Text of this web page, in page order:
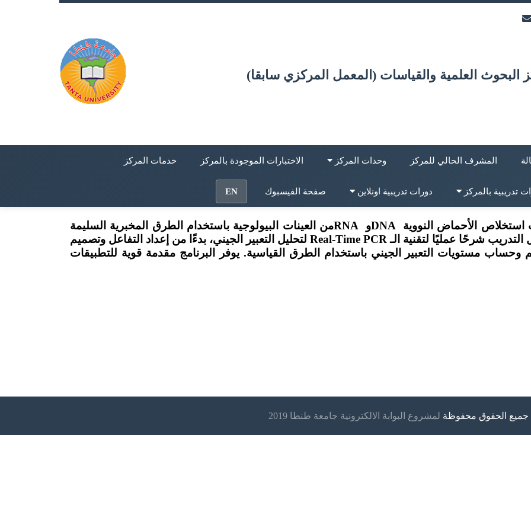
البحوث العلمية والقياسات (المعمل المركزي سابقا)
المشرف الحالي للمركز وحدات المركز الاختبارات الموجودة بالمركز خدمات المركز
تدريبية بالمركز دورات تدريبية اونلاين صفحة الفيسبوك EN
الأحماض النووية DNAو RNAمن العينات البيولوجية باستخدام الطرق المخبرية السليمة
شرحًا عمليًا لتقنية الـReal-Time PCR لتحليل التعبير الجيني، بدءًا من إعداد التفاعل وتصميم
وحساب مستويات التعبير الجيني باستخدام الطرق القياسية. يوفر البرنامج مقدمة قوية للتطبيقات
جميع الحقوق محفوظة لمشروع البوابة الالكترونية جامعة طنطا 2019